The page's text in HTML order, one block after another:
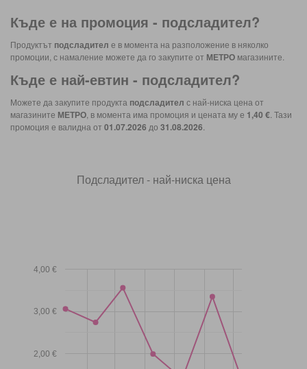
Къде е на промоция - подсладител?
Продуктът подсладител е в момента на разположение в няколко
промоции, с намаление можете да го закупите от МЕТРО магазините.
Къде е най-евтин - подсладител?
Можете да закупите продукта подсладител с най-ниска цена от
магазините МЕТРО , в момента има промоция и цената му е 1,40 € . Тази
промоция е валидна от 01.07.2026 до 31.08.2026
Подсладител - най-ниска цена
2,00 €
3,00 €
4,00 €